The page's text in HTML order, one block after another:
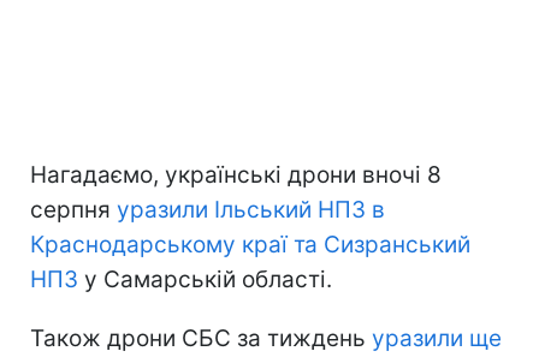
Нагадаємо, українські дрони вночі 8
серпня уразили Ільський НПЗ в
Краснодарському краї та Сизранський
НПЗ у Самарській області.
Також дрони СБС за тиждень уразили ще